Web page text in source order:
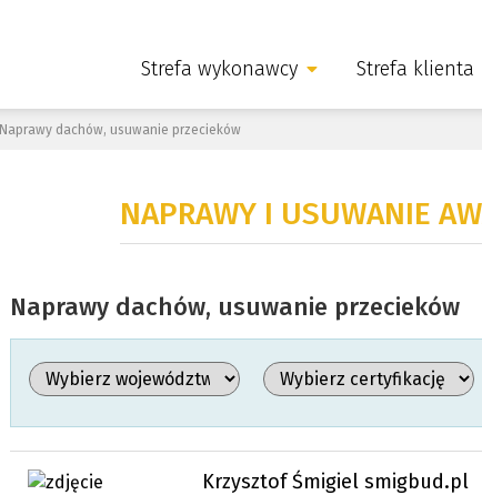
Strefa wykonawcy Strefa klienta
Naprawy dachów, usuwanie przecieków
NAPRAWY I USUWANIE
Naprawy dachów, usuwanie przecieków
Krzysztof Śmigiel smigbud.pl